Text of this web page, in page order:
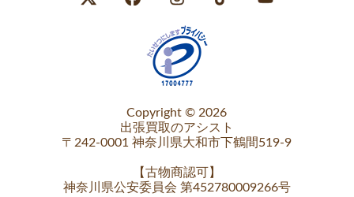
Copyright © 2026
出張買取のアシスト
〒242-0001 神奈川県大和市下鶴間519-9
【古物商認可
】
神奈川県公安委員会 第452780009266号